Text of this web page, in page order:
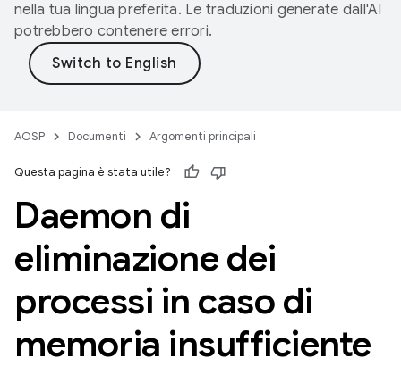
nella tua lingua preferita. Le traduzioni generate dall'AI
potrebbero contenere errori.
AOSP Documenti Argomenti principali
Questa pagina è stata utile?
Daemon di
eliminazione dei
processi in caso di
memoria insufficiente